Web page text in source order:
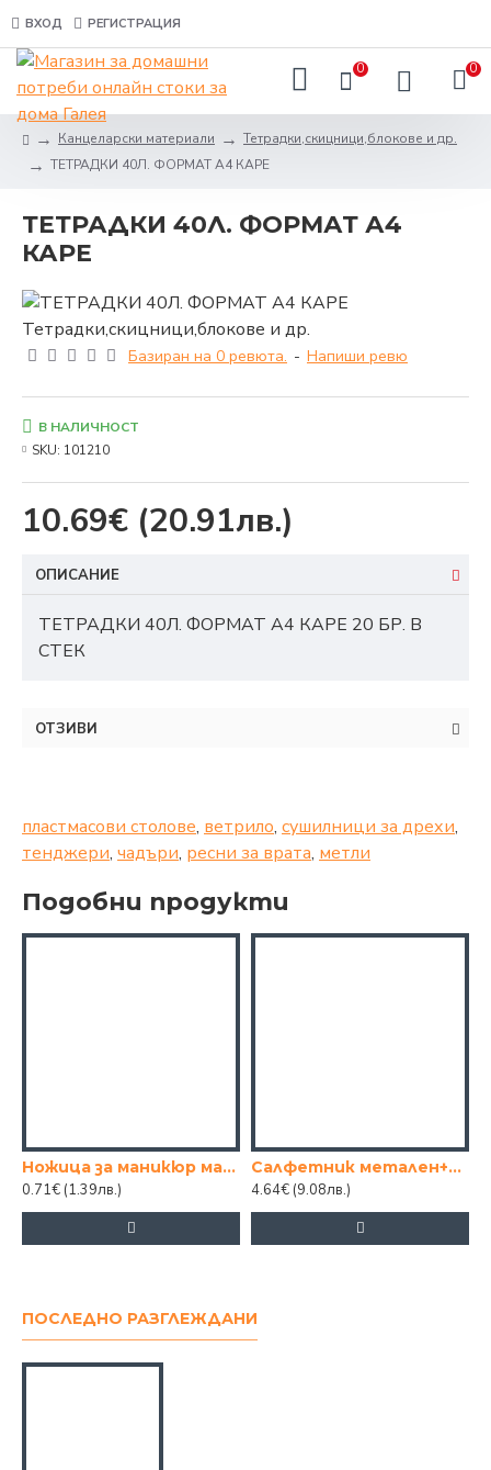
ВХОД РЕГИСТРАЦИЯ
0 0
Канцеларски материали
Тетрадки,скицници,блокове и др.
ТЕТРАДКИ 40Л. ФОРМАТ А4 КАРЕ
ТЕТРАДКИ 40Л. ФОРМАТ А4
КАРЕ
Базиран на 0 ревюта. - Напиши ревю
10.69€ (20.91лв.)
В НАЛИЧНОСТ
SKU: 101210
ОПИСАНИЕ
ТЕТРАДКИ 40Л. ФОРМАТ А4 КАРЕ 20 БР. В
СТЕК
ОТЗИВИ
пластмасови столове, ветрило, сушилници за дрехи,
тенджери, чадъри, ресни за врата, метли
Подобни продукти
Ножица за маникюр малка
0.71€ (1.39лв.)
Салфетник метален+дърво
4.64€ (9.08лв.)
ПОСЛЕДНО РАЗГЛЕЖДАНИ